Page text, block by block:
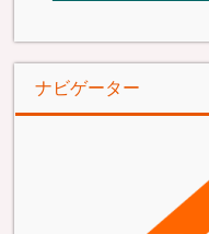
ナビゲーター